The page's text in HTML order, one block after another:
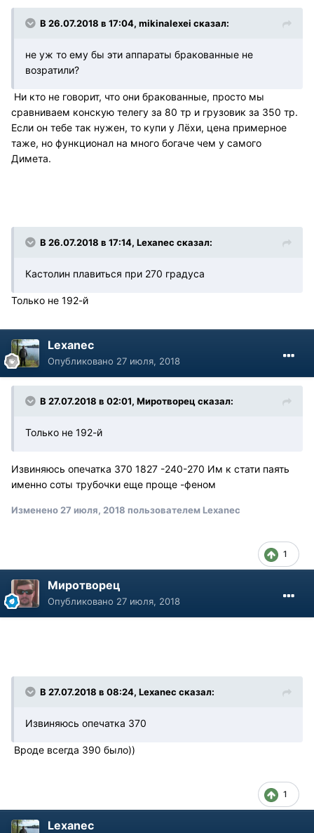
В 26.07.2018 в 17:04, mikinalexei сказал:
не уж то ему бы эти аппараты бракованные не
возратили?
Ни кто не говорит, что они бракованные, просто мы
сравниваем конскую телегу за 80 тр и грузовик за 350 тр.
Если он тебе так нужен, то купи у Лёхи, цена примерное
таже, но функционал на много богаче чем у самого
Димета.
В 26.07.2018 в 17:14, Lexanec сказал:
Кастолин плавиться при 270 градуса
Только не 192-й
Lexanec
Опубликовано 27 июля, 2018
В 27.07.2018 в 02:01, Миротворец сказал:
Только не 192-й
Извиняюсь опечатка 370 1827 -240-270 Им к стати паять
именно соты трубочки еще проще -феном
Изменено 27 июля, 2018 пользователем Lexanec
1
Миротворец
Опубликовано 27 июля, 2018
В 27.07.2018 в 08:24, Lexanec сказал:
Извиняюсь опечатка 370
Вроде всегда 390 было))
1
Lexanec